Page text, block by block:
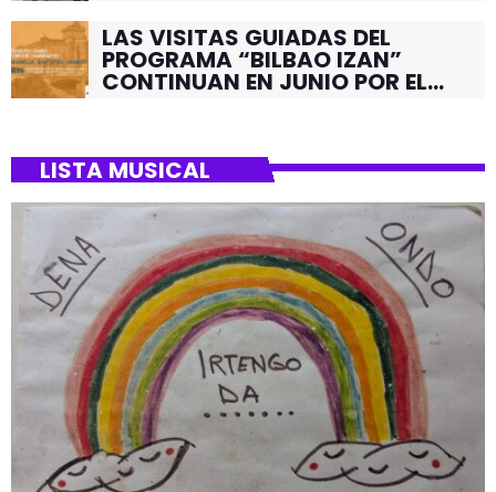
LAS VISITAS GUIADAS DEL
PROGRAMA “BILBAO IZAN”
CONTINUAN EN JUNIO POR EL
LISTA MUSICAL